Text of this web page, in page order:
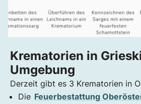
Krematorien in
Umgebung
Derzeit gibt es 3 Krematorien in
Die Feuerbestattung